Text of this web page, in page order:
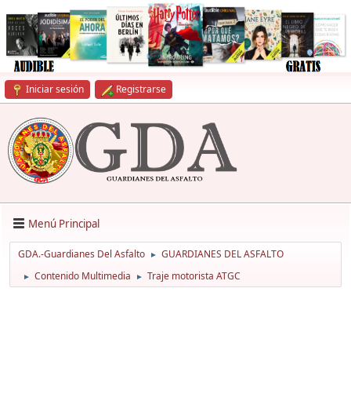
Iniciar sesión Registrarse
Menú Principal
GDA.-Guardianes Del Asfalto ► GUARDIANES DEL ASFALTO
► Contenido Multimedia ► Traje motorista ATGC